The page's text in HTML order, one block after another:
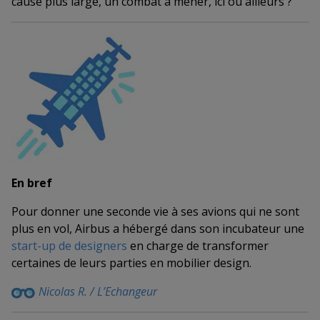
En bref
Pour donner une seconde vie à ses avions qui ne sont
plus en vol, Airbus a hébergé dans son incubateur une
start-up de designers en charge de transformer
certaines de leurs parties en mobilier design.
Nicolas R. / L’Echangeur